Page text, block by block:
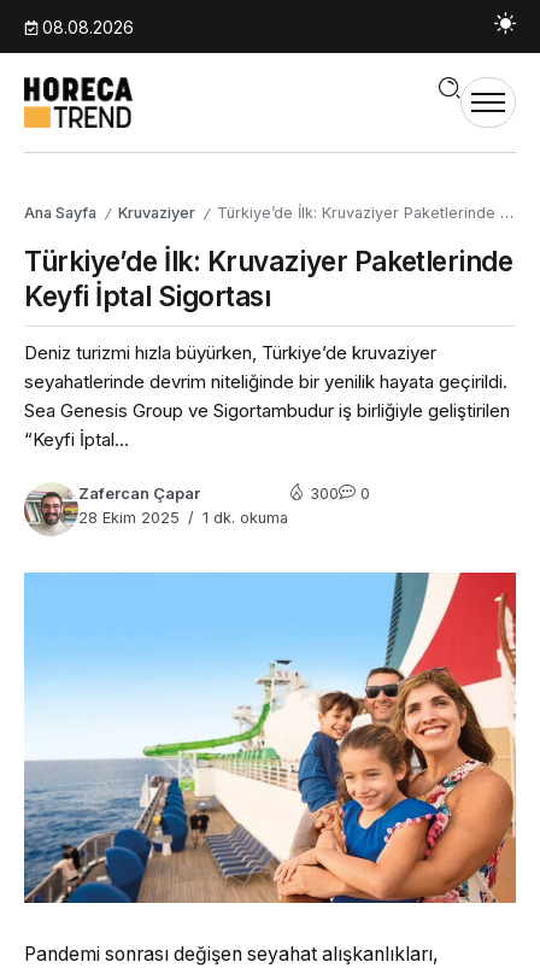
08.08.2026
Ana Sayfa / Kruvaziyer / Türkiye’de İlk: Kruvaziyer Paketlerinde Keyfi İptal Sigortası
Türkiye’de İlk: Kruvaziyer Paketlerinde
Keyfi İptal Sigortası
Deniz turizmi hızla büyürken, Türkiye’de kruvaziyer
seyahatlerinde devrim niteliğinde bir yenilik hayata geçirildi.
Sea Genesis Group ve Sigortambudur iş birliğiyle geliştirilen
“Keyfi İptal...
Zafercan Çapar
28 Ekim 2025
1 dk. okuma
300 0
Pandemi sonrası değişen seyahat alışkanlıkları,